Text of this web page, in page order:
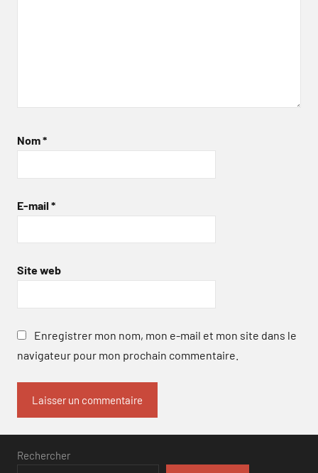
Nom*
E-mail *
Site web
Enregistrer mon nom, mon e-mail et mon site dans le
navigateur pour mon prochain commentaire.
Rechercher